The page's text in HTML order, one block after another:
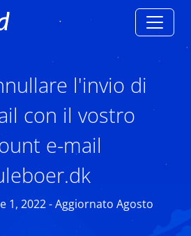
l'invio di
con il vostro
e-mail
1, 2022 - Aggiornato Agosto